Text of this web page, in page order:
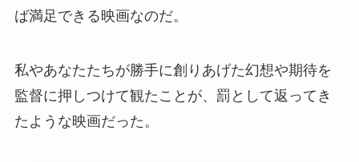
ば満足できる映画なのだ。
私やあなたたちが勝手に創りあげた幻想や期待を
監督に押しつけて観たことが、罰として返ってき
たような映画だった。